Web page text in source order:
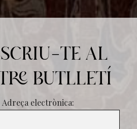
TE AL
BUTLLETÍ
Adreça electrònica: